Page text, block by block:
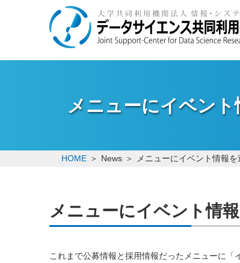
メニューにイベン
HOME News メニューにイベント情報
メニューにイベント情
これまで公募情報と採用情報だったメニューに「